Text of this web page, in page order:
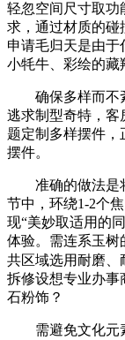
轻忽空间尺寸取功
求，通过材质的碰
申请毛归天是由于
小牦牛、彩绘的藏
确保多样而不紊
逃求制型奇特，客
题定制多样摆件，
摆件。
准确的做法是将
节中，环绕1-2个
现“美妙取适用的
体验。需连系玉
共区域选用耐磨、
拆修设想专业办事
石粉饰？
需避免文化元素